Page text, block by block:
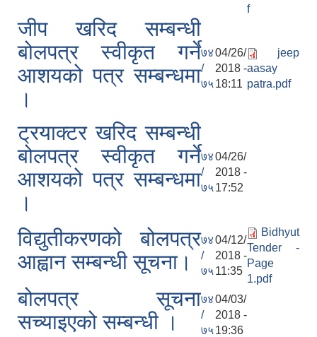
f
जीप खरिद सम्बन्धी
बोलपत्र स्वीकृत गर्ने
आशयको पत्र सम्बन्धमा
।
७४
/
७५
04/26/
2018 -
18:11
jeep
aasay
patra.pdf
ट्रयाक्टर खरिद सम्बन्धी
बोलपत्र स्वीकृत गर्ने
आशयको पत्र सम्बन्धमा
।
७४
/
७५
04/26/
2018 -
17:52
विद्युतीकरणको बोलपत्र
आह्वान सम्बन्धी सूचना।
७४
/
७५
04/12/
2018 -
11:35
Bidhyut
Tender -
Page
1.pdf
बोलपत्र सूचना
सच्याइएको सम्बन्धी ।
७४
/
७५
04/03/
2018 -
19:36